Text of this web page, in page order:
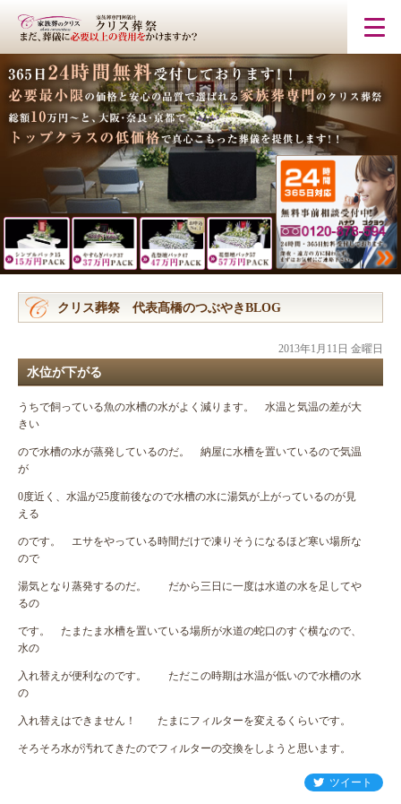
クリス葬祭 代表髙橋のつぶやきBLOG
2013年1月11日 金曜日
水位が下がる
うちで飼っている魚の水槽の水がよく減ります。 水温と気温の差が大
きい
ので水槽の水が蒸発しているのだ。 納屋に水槽を置いているので気温
が
0度近く、水温が25度前後なので水槽の水に湯気が上がっているのが見
える
のです。 エサをやっている時間だけで凍りそうになるほど寒い場所な
ので
湯気となり蒸発するのだ。 だから三日に一度は水道の水を足してや
るの
です。 たまたま水槽を置いている場所が水道の蛇口のすぐ横なので、
水の
入れ替えが便利なのです。 ただこの時期は水温が低いので水槽の水
の
入れ替えはできません！ たまにフィルターを変えるくらいです。
そろそろ水が汚れてきたのでフィルターの交換をしようと思います。
ツイート